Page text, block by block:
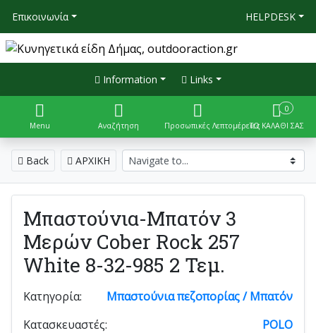
Επικοινωνία HELPDESK
Information Links
Menu Αναζήτηση Προσωπικές Λεπτομέρειες
0
ΤΟ ΚΑΛΑΘΙ ΣΑΣ
Back ΑΡΧΙΚΗ
Μπαστούνια-Μπατόν 3
Μερών Cober Rock 257
White 8-32-985 2 Τεμ.
Κατηγορία:
Μπαστούνια πεζοπορίας / Μπατόν
Κατασκευαστές:
POLO